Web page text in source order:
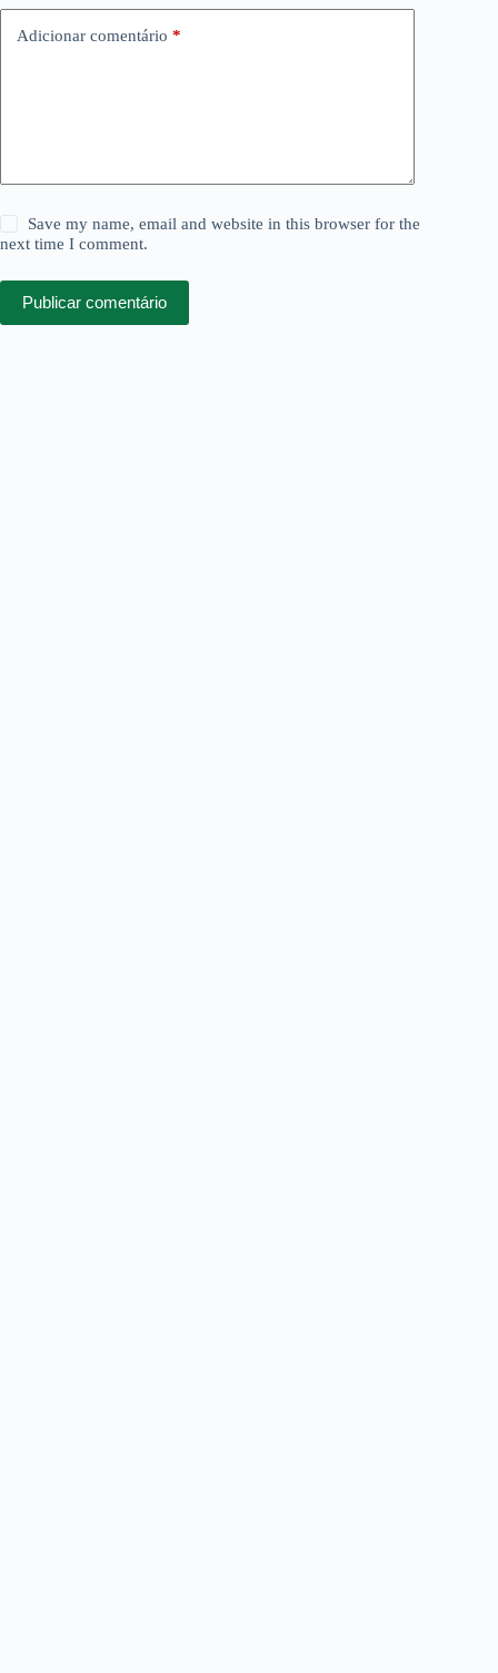
Adicionar comentário *
Save my name, email and website in this browser for the
next time I comment.
Publicar comentário